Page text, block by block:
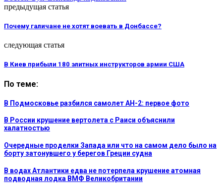
предыдущая статья
Почему галичане не хотят воевать в Донбассе?
следующая статья
В Киев прибыли 180 элитных инструкторов армии США
По теме:
В Подмосковье разбился самолет АН-2: первое фото
В России крушение вертолета с Раиси объяснили
халатностью
Очередные проделки Запада или что на самом дело было на
борту затонувшего у берегов Греции судна
В водах Атлантики едва не потерпела крушение атомная
подводная лодка ВМФ Великобритании